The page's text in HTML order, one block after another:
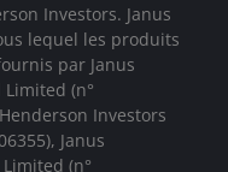
Investors. Janus
lequel les produits
par Janus
(n°
Investors
Janus
(n°